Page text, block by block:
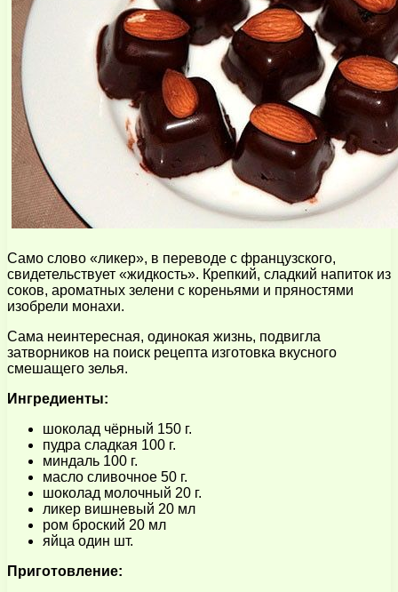
Само слово «ликер», в переводе с французского,
свидетельствует «жидкость». Крепкий, сладкий напиток из
соков, ароматных зелени с кореньями и пряностями
изобрели монахи.
Сама неинтересная, одинокая жизнь, подвигла
затворников на поиск рецепта изготовка вкусного
смешащего зелья.
Ингредиенты:
шоколад чёрный 150 г.
пудра сладкая 100 г.
миндаль 100 г.
масло сливочное 50 г.
шоколад молочный 20 г.
ликер вишневый 20 мл
ром броский 20 мл
яйца один шт.
Приготовление: